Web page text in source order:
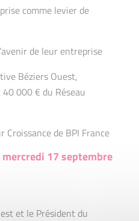
comme levier de
de leur entreprise
Béziers Ouest,
000 € du Réseau
de BPI France
17 septembre
et le Président du